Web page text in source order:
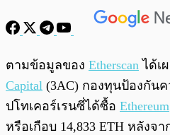
ตามข้อมูลของ Etherscan ได้เ
Capital (3AC) กองทุนป้องกัน
ปโทเคอร์เรนซี่ได้ซื้อ Ethereum
หรือเกือบ 14,833 ETH หลังจ